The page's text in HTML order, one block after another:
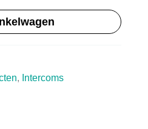
, Intercoms